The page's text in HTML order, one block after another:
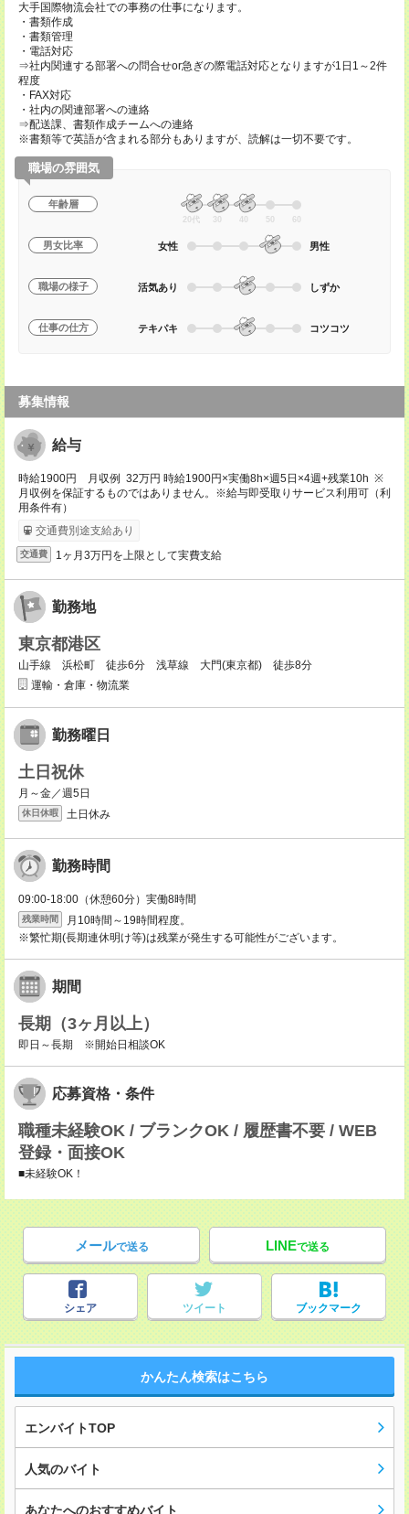
大手国際物流会社での事務の仕事になります。
・書類作成
・書類管理
・電話対応
⇒社内関連する部署への問合せor急ぎの際電話対応となりますが1日1～2件
程度
・FAX対応
・社内の関連部署への連絡
⇒配送課、書類作成チームへの連絡
※書類等で英語が含まれる部分もありますが、読解は一切不要です。
職場の雰囲気
年齢層
20代 30 40 50 60
男女比率 女性 男性
職場の様子 活気あり しずか
仕事の仕方 テキパキ コツコツ
募集情報
給与
時給1900円 月収例 32万円 時給1900円×実働8h×週5日×4週+残業10h ※
月収例を保証するものではありません。※給与即受取りサービス利用可（利
用条件有）
交通費別途支給あり
交通費 1ヶ月3万円を上限として実費支給
勤務地
東京都港区
山手線 浜松町 徒歩6分 浅草線 大門(東京都) 徒歩8分
運輸・倉庫・物流業
勤務曜日
土日祝休
月～金／週5日
休日休暇 土日休み
勤務時間
09:00-18:00（休憩60分）実働8時間
残業時間
月10時間～19時間程度。
※繁忙期(長期連休明け等)は残業が発生する可能性がございます。
期間
長期（3ヶ月以上）
即日～長期 ※開始日相談OK
応募資格・条件
職種未経験OK / ブランクOK / 履歴書不要 / WEB
登録・面接OK
■未経験OK！
メールで送る LINEで送る
シェア ツイート ブックマーク
かんたん検索はこちら
エンバイトTOP
人気のバイト
あなたへのおすすめバイト